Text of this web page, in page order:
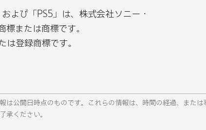
び「PS5」は、株式会社ソニー・
または商標です。
登録商標です。
公開日時点のものです。これらの情報は、時間の経過、または
承ください。